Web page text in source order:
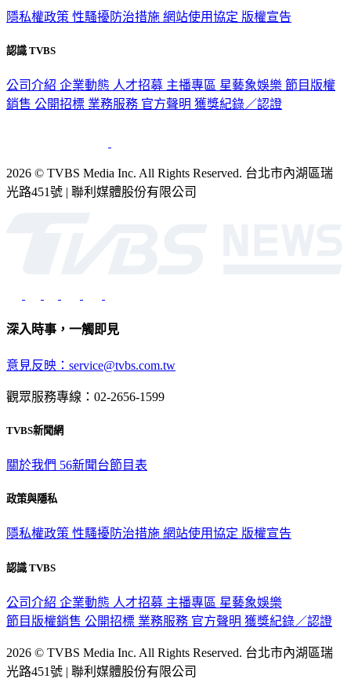
隱私權政策 性騷擾防治措施 網站使用協定 版權宣告
認識 TVBS
公司介紹 企業動態 人才招募 主播專區 星藝象娛樂 節目版權
銷售 公開招標 業務服務 官方聲明 獲獎紀錄／認證
2026 © TVBS Media Inc. All Rights Reserved. 台北市內湖區瑞
光路451號 | 聯利媒體股份有限公司
深入時事，一觸即見
意見反映：service@tvbs.com.tw
觀眾服務專線：02-2656-1599
TVBS新聞網
關於我們 56新聞台節目表
政策與隱私
隱私權政策 性騷擾防治措施 網站使用協定 版權宣告
認識 TVBS
公司介紹 企業動態 人才招募 主播專區 星藝象娛樂
節目版權銷售 公開招標 業務服務 官方聲明 獲獎紀錄／認證
2026 © TVBS Media Inc. All Rights Reserved. 台北市內湖區瑞
光路451號 | 聯利媒體股份有限公司